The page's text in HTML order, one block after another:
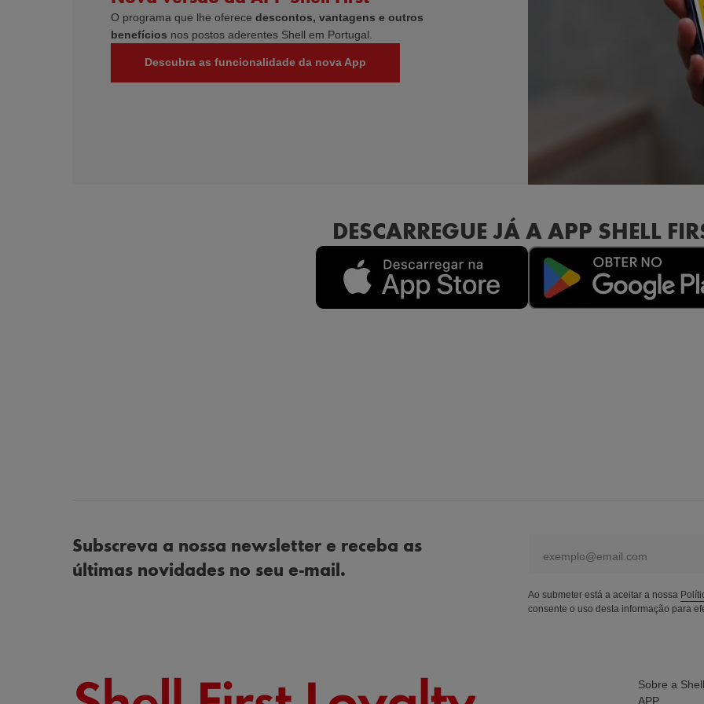
O programa que lhe oferece descontos, vantagens e outros
benefícios nos postos aderentes Shell em Portugal.
Descubra as funcionalidade da nova App
DESCARREGUE JÁ A APP SHELL
Subscreva a nossa newsletter e receba as
últimas novidades no seu e-mail.
Ao submeter está a aceitar a nossa
consente o uso desta informação para
Sobre a Shell
APP